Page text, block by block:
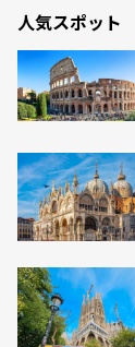
人気スポット